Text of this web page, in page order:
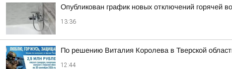
Опубликован график новых отключений горячей
13:36
По решению Виталия Королева в Тверской
12:44